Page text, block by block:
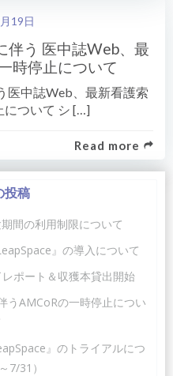
19日
伴う 医中誌Web、最
時停止について
医中誌Web、最新看護索
について シ […]
Read more
投稿
間の利用制限について
』の導入について
ポート＆収獲本貸出開始
うAMCoRの一時停止につい
』のトライアルにつ
7/31）